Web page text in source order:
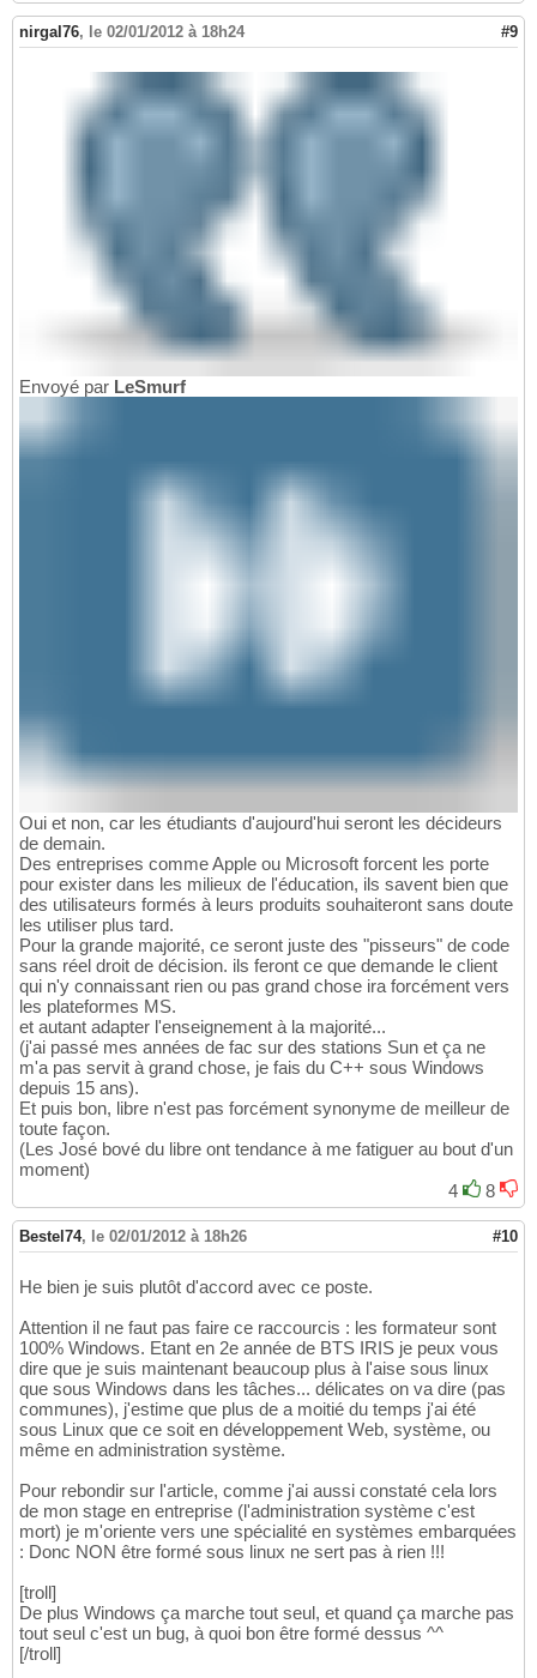
nirgal76, le 02/01/2012 à 18h24 #9
Envoyé par LeSmurf
Oui et non, car les étudiants d'aujourd'hui seront les décideurs
de demain.
Des entreprises comme Apple ou Microsoft forcent les porte
pour exister dans les milieux de l'éducation, ils savent bien que
des utilisateurs formés à leurs produits souhaiteront sans doute
les utiliser plus tard.
Pour la grande majorité, ce seront juste des "pisseurs" de code
sans réel droit de décision. ils feront ce que demande le client
qui n'y connaissant rien ou pas grand chose ira forcément vers
les plateformes MS.
et autant adapter l'enseignement à la majorité...
(j'ai passé mes années de fac sur des stations Sun et ça ne
m'a pas servit à grand chose, je fais du C++ sous Windows
depuis 15 ans).
Et puis bon, libre n'est pas forcément synonyme de meilleur de
toute façon.
(Les José bové du libre ont tendance à me fatiguer au bout d'un
moment)
4
8
Bestel74, le 02/01/2012 à 18h26 #10
He bien je suis plutôt d'accord avec ce poste.
Attention il ne faut pas faire ce raccourcis : les formateur sont
100% Windows. Etant en 2e année de BTS IRIS je peux vous
dire que je suis maintenant beaucoup plus à l'aise sous linux
que sous Windows dans les tâches... délicates on va dire (pas
communes), j'estime que plus de a moitié du temps j'ai été
sous Linux que ce soit en développement Web, système, ou
même en administration système.
Pour rebondir sur l'article, comme j'ai aussi constaté cela lors
de mon stage en entreprise (l'administration système c'est
mort) je m'oriente vers une spécialité en systèmes embarquées
: Donc NON être formé sous linux ne sert pas à rien !!!
[troll]
De plus Windows ça marche tout seul, et quand ça marche pas
tout seul c'est un bug, à quoi bon être formé dessus ^^
[/troll]